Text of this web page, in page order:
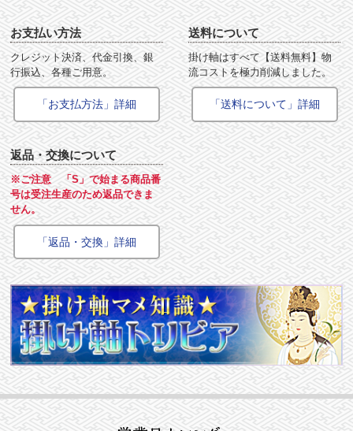
お支払い方法
クレジット決済、代金引換、銀
行振込、各種ご用意。
「お支払方法」詳細
送料について
掛け軸はすべて【送料無料】物
流コストを極力削減しました。
「送料について」詳細
返品・交換について
※ご注意 「S」で始まる商品番
号は受注生産のため返品できま
せん。
「返品・交換」詳細